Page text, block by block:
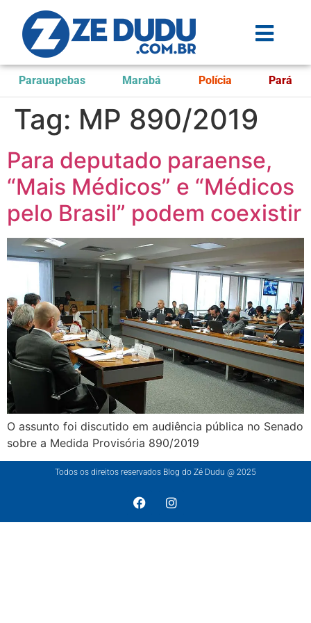
Parauapebas Marabá Polícia Pará
Tag: MP 890/2019
Para deputado paraense,
“Mais Médicos” e “Médicos
pelo Brasil” podem coexistir
O assunto foi discutido em audiência pública no Senado
sobre a Medida Provisória 890/2019
Todos os direitos reservados Blog do Zé Dudu @ 2025